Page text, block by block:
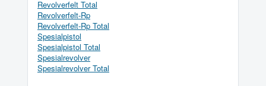
Revolverfelt Total
Revolverfelt-Rp
Revolverfelt-Rp Total
Spesialpistol
Spesialpistol Total
Spesialrevolver
Spesialrevolver Total